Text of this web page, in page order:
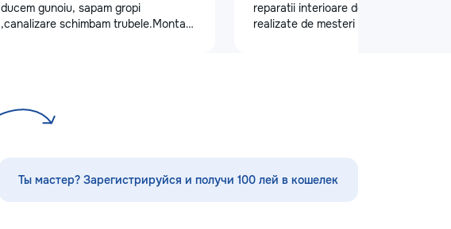
ducem gunoiu, sapam gropi
,canalizare schimbam trubele.Montam
reparatii interioare de calitate,
realizate de mesteri cu experienta.
Ты мастер? Зарегистрируйся и получи 100 лей в кошелек